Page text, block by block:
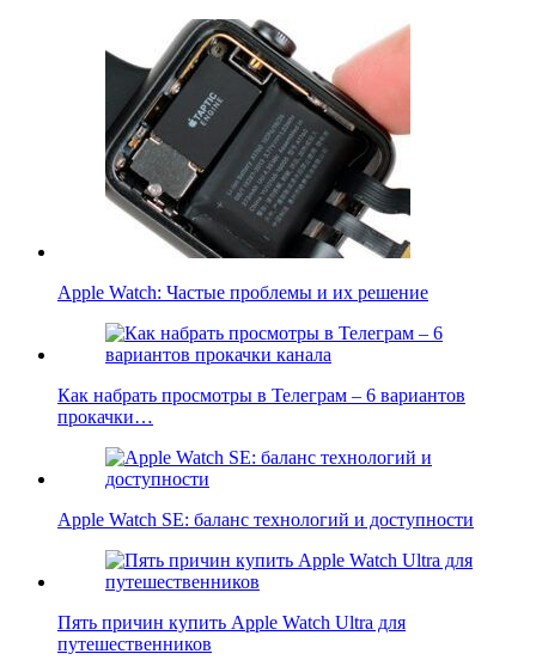
Apple Watch: Частые проблемы и их решение
Как набрать просмотры в Телеграм – 6 вариантов
прокачки…
Apple Watch SE: баланс технологий и доступности
Пять причин купить Apple Watch Ultra для
путешественников